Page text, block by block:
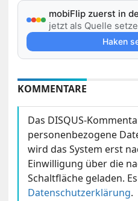
mobiFlip zuerst in
jetzt als Quelle
Haken
KOMMENTARE
Das DISQUS-
personenbezogene
wird das System erst
Einwilligung über die
Schaltfläche geladen.
Datenschutzerklärung.